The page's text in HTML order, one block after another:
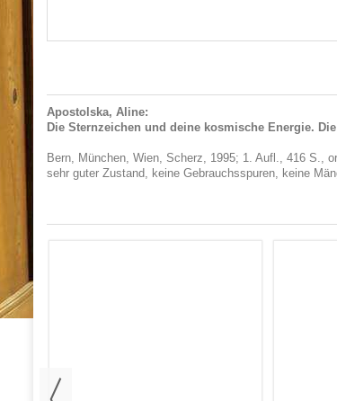
Apostolska, Aline:
Die Sternzeichen und deine kosmische Energie.
Bern, München, Wien, Scherz, 1995; 1. Aufl., 416 S.,
sehr guter Zustand, keine Gebrauchsspuren, keine